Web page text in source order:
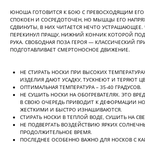
ЮНОША ГОТОВИТСЯ К БОЮ С ПРЕВОСХОДЯЩИМ ЕГО
СПОКОЕН И СОСРЕДОТОЧЕН, НО МЫШЦЫ ЕГО
СДВИНУТЫ, В НИХ ЧИТАЕТСЯ НЕЧТО УСТРАШАЮЩЕЕ.
ПЕРЕКИНУЛ ПРАЩУ, НИЖНИЙ КОНЧИК КОТОРОЙ
РУКА. СВОБОДНАЯ ПОЗА ГЕРОЯ — КЛАССИЧЕСКИЙ
ПОДГОТАВЛИВАЕТ СМЕРТОНОСНОЕ ДВИЖЕНИЕ.
НЕ СТИРАТЬ НОСКИ ПРИ ВЫСОКИХ
ИЗДЕЛИЯ ДАЮТ УСАДКУ, ТУСКНЕЮТ И ТЕРЯЮТ
ОПТИМАЛЬНАЯ ТЕМПЕРАТУРА – 35-40 ГРАДУСОВ.
НЕ СУШИТЬ НОСКИ НА ОБОГРЕВАТЕЛЯХ. ЭТО
В СВОЮ ОЧЕРЕДЬ ПРИВОДИТ К ДЕФОРМАЦИИ
ЖЕСТКИМИ И БЫСТРО ИЗНАШИВАЮТСЯ.
СТИРАТЬ НОСКИ В ТЕПЛОЙ ВОДЕ, СУШИТЬ НА
НЕ ПОДВЕРГАТЬ ВОЗДЕЙСТВИЮ ЯРКИХ
ПРОДОЛЖИТЕЛЬНОЕ ВРЕМЯ.
ПОСЛЕДНЕЕ ОСОБЕННО ВАЖНО ДЛЯ НОСКОВ С